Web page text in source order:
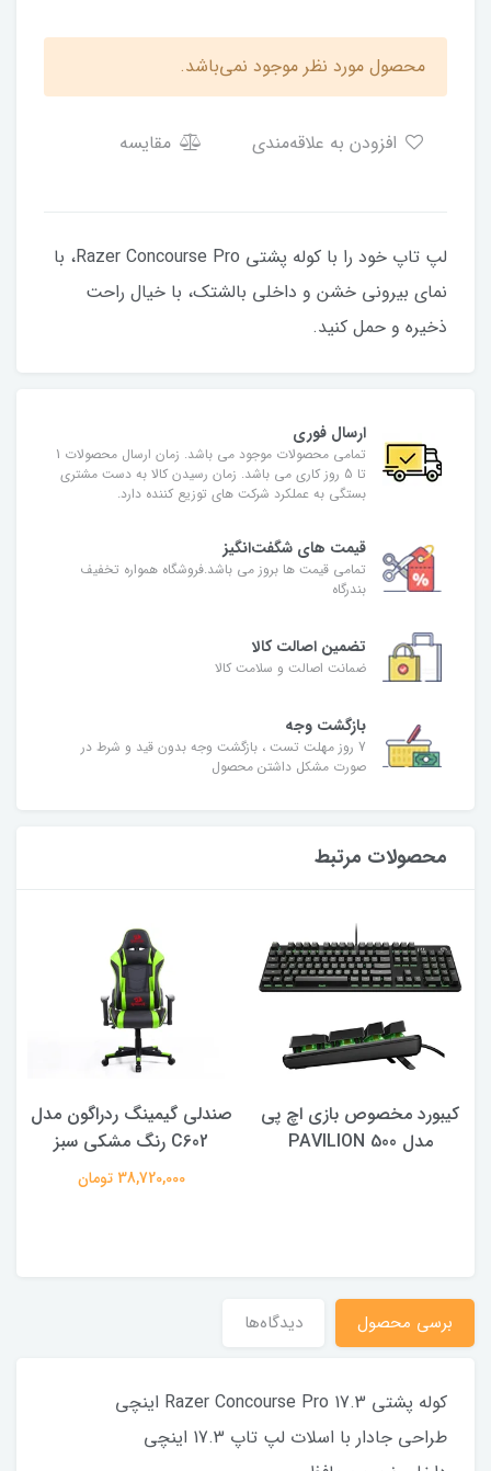
محصول مورد نظر موجود نمی‌باشد.
مقایسه
لپ تاپ خود را با کوله پشتی Razer Concourse Pro، با
نمای بیرونی خشن و داخلی بالشتک، با خیال راحت
ذخیره و حمل کنید.
ارسال فوری
تمامی محصولات موجود می باشد. زمان ارسال محصولات 1
تا 5 روز کاری می باشد. زمان رسیدن کالا به دست مشتری
بستگی به عملکرد شرکت های توزیع کننده دارد.
قیمت های شگفت‌انگیز
تمامی قیمت ها بروز می باشد.فروشگاه همواره تخفیف
بندرگاه
تضمین اصالت کالا
ضمانت اصالت و سلامت کالا
بازگشت وجه
7 روز مهلت تست ، بازگشت وجه بدون قید و شرط در
صورت مشکل داشتن محصول
محصولات مرتبط
کیبورد مخصوص بازی اچ پی
مدل PAVILION 500
صندلی گیمینگ ردراگون مدل
C602 رنگ مشکی سبز
38,720,000 تومان
برسی محصول دیدگاه‌ها
کوله پشتی Razer Concourse Pro 17.3 اینچی
طراحی جادار با اسلات لپ تاپ 17.3 اینچی